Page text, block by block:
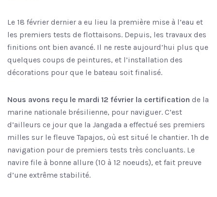
Le 18 février dernier a eu lieu la première mise à l’eau et
les premiers tests de flottaisons. Depuis, les travaux des
finitions ont bien avancé. Il ne reste aujourd’hui plus que
quelques coups de peintures, et l’installation des
décorations pour que le bateau soit finalisé.
Nous avons reçu le mardi 12 février la certification de la
marine nationale brésilienne, pour naviguer. C’est
d’ailleurs ce jour que la Jangada a effectué ses premiers
milles sur le fleuve Tapajos, où est situé le chantier. 1h de
navigation pour de premiers tests très concluants. Le
navire file à bonne allure (10 à 12 noeuds), et fait preuve
d’une extrême stabilité.